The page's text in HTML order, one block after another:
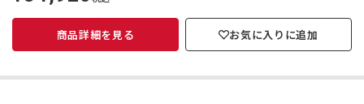
価
商品詳細を見る お気に入りに追加